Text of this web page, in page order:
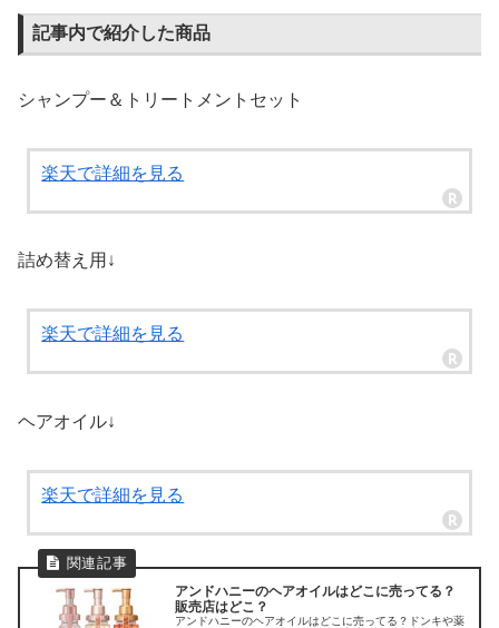
記事内で紹介した商品
シャンプー＆トリートメントセット
楽天で詳細を見る
詰め替え用↓
楽天で詳細を見る
ヘアオイル↓
楽天で詳細を見る
アンドハニーのヘアオイルはどこに売ってる？
販売店はどこ？
アンドハニーのヘアオイルはどこに売ってる？ドンキや薬